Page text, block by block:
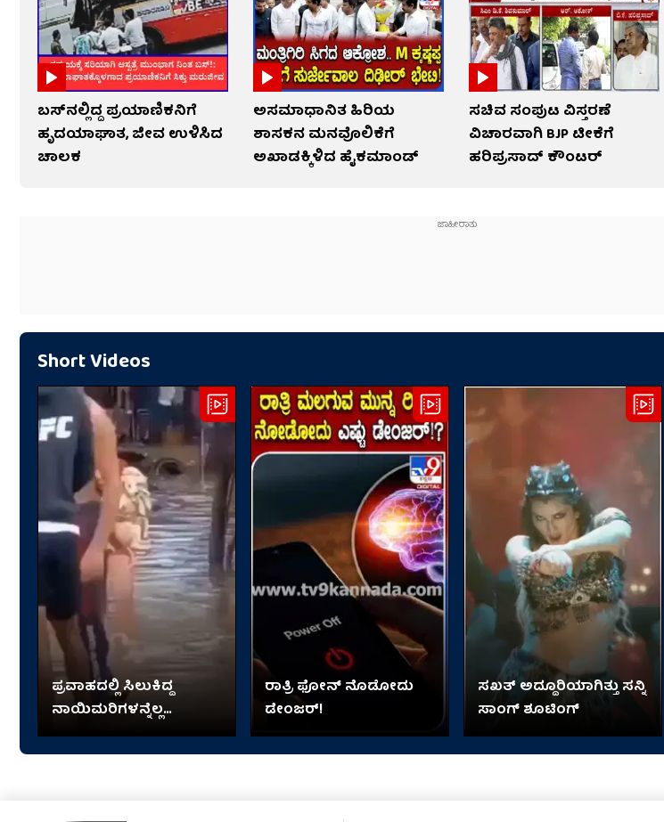
ಬಸ್‌ನಲ್ಲಿದ್ದ ಪ್ರಯಾಣಿಕನಿಗೆ
ಹೃದಯಾಘಾತ, ಜೀವ ಉಳಿಸಿದ
ಚಾಲಕ
ಅಸಮಾಧಾನಿತ ಹಿರಿಯ
ಶಾಸಕನ ಮನವೊಲಿಕೆಗೆ
ಅಖಾಡಕ್ಕಿಳಿದ ಹೈಕಮಾಂಡ್
ಸಚಿವ ಸಂಪುಟ ವಿಸ್ತರಣೆ
ವಿಚಾರವಾಗಿ BJP ಟೀಕೆಗೆ
ಹರಿಪ್ರಸಾದ್ ಕೌಂಟರ್​​
Short Videos
ಪ್ರವಾಹದಲ್ಲಿ ಸಿಲುಕಿದ್ದ
ನಾಯಿಮರಿಗಳನ್ನೆಲ್ಲ
ತಬ್ಬಿಕೊಂಡು ಬಂದ ಬಾಲಕಿ!
ರಾತ್ರಿ ಫೋನ್​​ ನೊಡೋದು
ಡೇಂಜರ್!
ಸಖತ್ ಅದ್ದೂರಿಯಾಗಿತ್ತು ಸನ್ನಿ
ಸಾಂಗ್ ಶೂಟಿಂಗ್